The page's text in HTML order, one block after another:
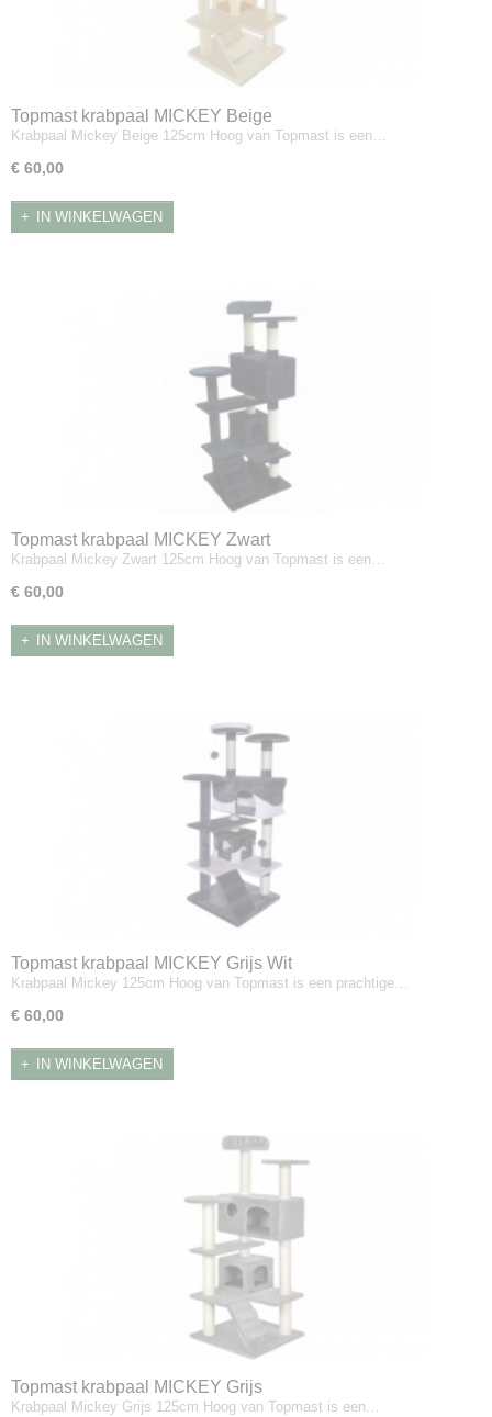
Topmast krabpaal MICKEY Beige
Krabpaal Mickey Beige 125cm Hoog van Topmast is een…
€ 60,00
IN WINKELWAGEN
Topmast krabpaal MICKEY Zwart
Krabpaal Mickey Zwart 125cm Hoog van Topmast is een…
€ 60,00
IN WINKELWAGEN
Topmast krabpaal MICKEY Grijs Wit
Krabpaal Mickey 125cm Hoog van Topmast is een prachtige…
€ 60,00
IN WINKELWAGEN
Topmast krabpaal MICKEY Grijs
Krabpaal Mickey Grijs 125cm Hoog van Topmast is een…